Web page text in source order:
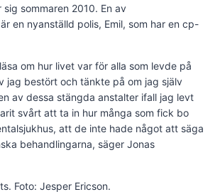
sommaren 2010. En av
en nyanställd polis, Emil, som har en cp-
om hur livet var för alla som levde på
jag bestört och tänkte på om jag själv
av dessa stängda anstalter ifall jag levt
svårt att ta in hur många som fick bo
att de inte hade något att säga
behandlingarna, säger Jonas